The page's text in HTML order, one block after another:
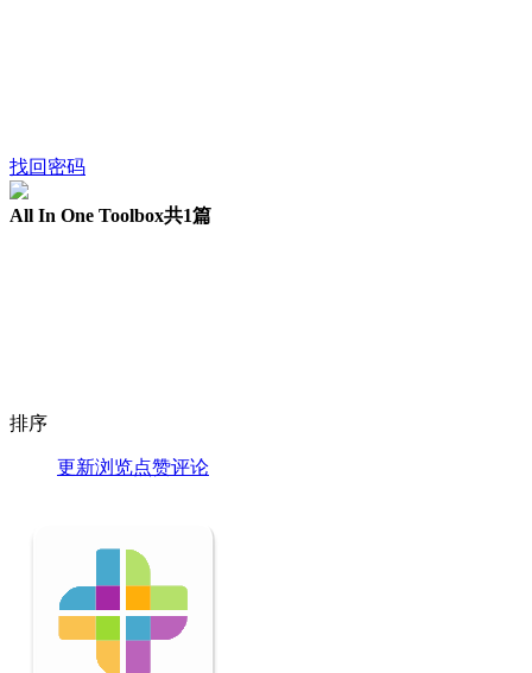
找回密码
All In One Toolbox共1篇
排序
更新浏览点赞评论